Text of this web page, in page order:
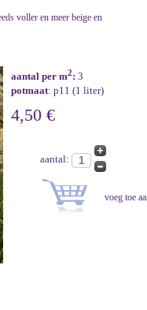
voller en meer beige en
aantal per m2: 3
potmaat: p11 (1 liter)
4,50 €
aantal: